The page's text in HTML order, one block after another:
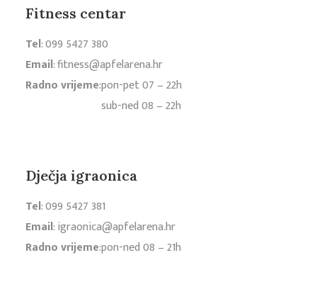
Fitness centar
Tel:099 5427 380
Email:fitness@apfelarena.hr
Radno vrijeme:pon-pet 07 – 22h
sub-ned 08 – 22h
Dječja igraonica
Tel:099 5427 381
Email:igraonica@apfelarena.hr
Radno vrijeme:pon-ned 08 – 21h